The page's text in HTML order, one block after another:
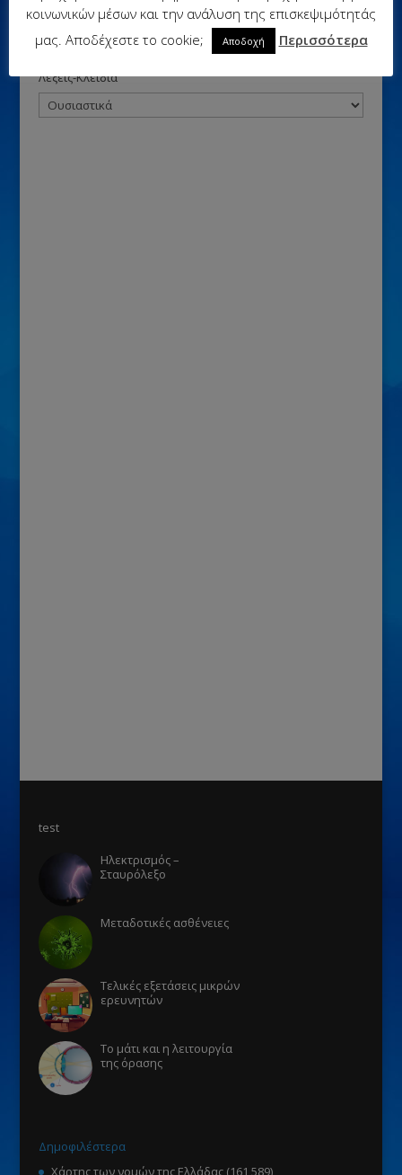
ταξινομούν δοσμένες λέξεις και στις επόμενες δύο
ασκήσεις...
Λέξεις-Κλειδιά
test
Ηλεκτρισμός –
Σταυρόλεξο
Μεταδοτικές ασθένειες
Τελικές εξετάσεις μικρών
ερευνητών
Το μάτι και η λειτουργία
της όρασης
Δημοφιλέστερα
Χάρτης των νομών της Ελλάδας (161,589)
κοινωνικών μέσων και την ανάλυση της επισκεψιμότητάς
μας. Αποδέχεστε το cookie;
Αποδοχή Περισσότερα